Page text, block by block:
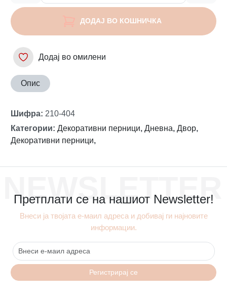
ДОДАЈ ВО КОШНИЧКА
Додај во омилени
Опис
Шифра: 210-404
Категории: Декоративни перници, Дневна, Двор,
Декоративни перници,
NEWSLETTER
Претплати се на нашиот Newsletter!
Внеси ја твојата е-маил адреса и добивај ги најновите
информации.
Регистрирај се